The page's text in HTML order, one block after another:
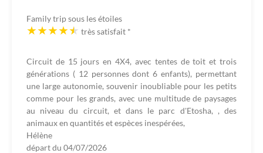
Family trip sous les étoiles
très satisfait *
Circuit de 15 jours en 4X4, avec tentes de toit et trois
générations ( 12 personnes dont 6 enfants), permettant
une large autonomie, souvenir inoubliable pour les petits
comme pour les grands, avec une multitude de paysages
au niveau du circuit, et dans le parc d'Etosha, , des
animaux en quantités et espèces inespérées,
Hélène
départ du 04/07/2026